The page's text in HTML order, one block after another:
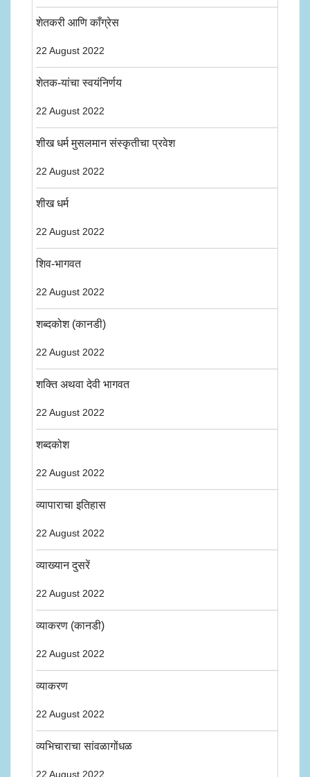
शेतकरी आणि काँग्रेस
22 August 2022
शेतक-यांचा स्वयंनिर्णय
22 August 2022
शीख धर्म मुसलमान संस्कृतीचा प्रवेश
22 August 2022
शीख धर्म
22 August 2022
शिव-भागवत
22 August 2022
शब्दकोश (कानडी)
22 August 2022
शक्ति अथवा देवी भागवत
22 August 2022
शब्दकोश
22 August 2022
व्यापाराचा इतिहास
22 August 2022
व्याख्यान दुसरें
22 August 2022
व्याकरण (कानडी)
22 August 2022
व्याकरण
22 August 2022
व्यभिचाराचा सांवळागोंधळ
22 August 2022